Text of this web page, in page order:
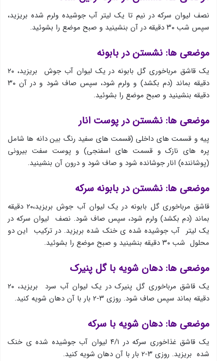
نصف لیوان سرکه در نیم تا یک لیتر آب جوشیده ولرم شده بریزید،
سپس شب ۳۰ دقیقه در آن بنشینید و صبح موضع را بشوئید.
موضعی ها: نشستن در بابونه
یک قاشق مرباخوری گل بابونه در یك لیوان آب جوش بریزید، ۲۰
دقیقه بماند (دم بکشد) و ولرم شود، سپس صاف شود و در آن ۳۰
دقیقه بنشینید و صبح موضع را بشوئید.
موضعی ها: نشستن در پوست انار
پیه و قسمت های داخلی (قسمت های سفید رنگ بین دانه ها شامل
پره های نازک و قسمت های اسفنجی) و پوست سفت بیرونی
(پوشاننده) انار جوشانده شود و صاف شود و درون آن بنشینید.
موضعی ها: نشستن در بابونه سرکه
قاشق مرباخوری گل بابونه در یك لیوان آب جوش بریزید،۲۰ دقیقه
بماند (دم بکشد) ولرم شود، سپس صاف شود. نصف لیوان سرکه در
یک لیتر آب جوشیده شده ی خنک شده بریزید. در ترکیب این دو
محلول شب ۳۰ دقیقه بنشینید و صبح موضع را بشوئید.
موضعی ها: دهان شویه با گل پنیرک
یك قاشق مرباخوری گل پنیرك در یك لیوان آب سرد بریزید، ۲۰
دقیقه بماند سپس صاف شود. روزی ۳-۲ بار با آن دهان شویه کنید.
موضعی ها: دهان شویه با سرکه
یك قاشق غذاخوری سرکه در ۴/۱ لیوان آب جوشیده شده ی خنک
شده بریزید. روزی ۳-۲ بار با آن دهان شویه کنید.